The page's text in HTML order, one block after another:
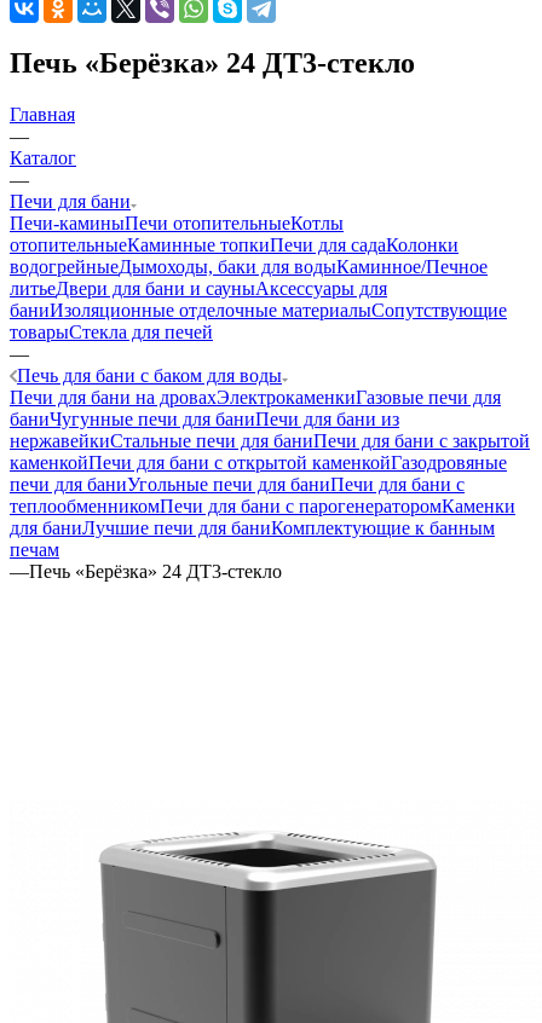
Печь «Берёзка» 24 ДТ3-стекло
Главная
—
Каталог
—
Печи для бани
Печи-каминыПечи отопительныеКотлы
отопительныеКаминные топкиПечи для садаКолонки
водогрейныеДымоходы, баки для водыКаминное/Печное
литьеДвери для бани и сауныАксессуары для
баниИзоляционные отделочные материалыСопутствующие
товарыСтекла для печей
—
Печь для бани с баком для воды
Печи для бани на дровахЭлектрокаменкиГазовые печи для
баниЧугунные печи для баниПечи для бани из
нержавейкиСтальные печи для баниПечи для бани с закрытой
каменкойПечи для бани с открытой каменкойГазодровяные
печи для баниУгольные печи для баниПечи для бани с
теплообменникомПечи для бани с парогенераторомКаменки
для баниЛучшие печи для баниКомплектующие к банным
печам
—Печь «Берёзка» 24 ДТ3-стекло